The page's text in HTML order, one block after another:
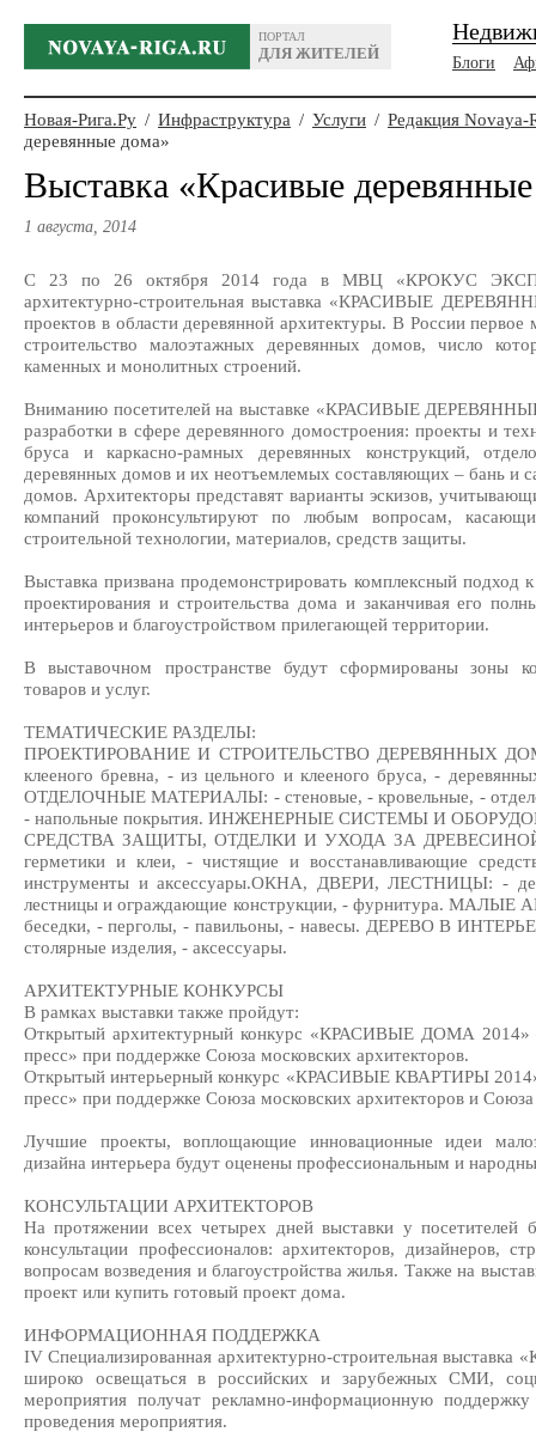
ПОРТАЛ
ДЛЯ ЖИТЕЛЕЙ
Блоги
Новая-Рига.Ру / Инфраструктура / Услуги / Редакция Novaya-
деревянные дома»
Выставка «Красивые
1 августа, 2014
С 23 по 26 октября 2014 года в МВЦ «КРОКУС ЭКСПО»
архитектурно-строительная выставка «КРАСИВЫЕ
проектов в области деревянной архитектуры. В России
строительство малоэтажных деревянных домов, число
каменных и монолитных строений.
Вниманию посетителей на выставке «КРАСИВЫЕ
разработки в сфере деревянного домостроения: проекты и
бруса и каркасно-рамных деревянных конструкций,
деревянных домов и их неотъемлемых составляющих – бань и
домов. Архитекторы представят варианты эскизов,
компаний проконсультируют по любым вопросам,
строительной технологии, материалов, средств защиты.
Выставка призвана продемонстрировать комплексный подход
проектирования и строительства дома и заканчивая его
интерьеров и благоустройством прилегающей территории.
В выставочном пространстве будут сформированы зоны
товаров и услуг.
ТЕМАТИЧЕСКИЕ РАЗДЕЛЫ:
ПРОЕКТИРОВАНИЕ И СТРОИТЕЛЬСТВО ДЕРЕВЯННЫХ
клееного бревна, - из цельного и клееного бруса, -
ОТДЕЛОЧНЫЕ МАТЕРИАЛЫ: - стеновые, - кровельные, -
- напольные покрытия. ИНЖЕНЕРНЫЕ СИСТЕМЫ И
СРЕДСТВА ЗАЩИТЫ, ОТДЕЛКИ И УХОДА ЗА ДРЕВЕСИНОЙ: -
герметики и клеи, - чистящие и восстанавливающие
инструменты и аксессуары.ОКНА, ДВЕРИ, ЛЕСТНИЦЫ: -
лестницы и ограждающие конструкции, - фурнитура.
беседки, - перголы, - павильоны, - навесы. ДЕРЕВО В
столярные изделия, - аксессуары.
АРХИТЕКТУРНЫЕ КОНКУРСЫ
В рамках выставки также пройдут:
Открытый архитектурный конкурс «КРАСИВЫЕ ДОМА 2014»
пресс» при поддержке Союза московских архитекторов.
Открытый интерьерный конкурс «КРАСИВЫЕ КВАРТИРЫ
пресс» при поддержке Союза московских архитекторов и
Лучшие проекты, воплощающие инновационные идеи
дизайна интерьера будут оценены профессиональным и
КОНСУЛЬТАЦИИ АРХИТЕКТОРОВ
На протяжении всех четырех дней выставки у посетителей
консультации профессионалов: архитекторов, дизайнеров,
вопросам возведения и благоустройства жилья. Также на
проект или купить готовый проект дома.
ИНФОРМАЦИОННАЯ ПОДДЕРЖКА
IV Специализированная архитектурно-строительная
широко освещаться в российских и зарубежных СМИ,
мероприятия получат рекламно-информационную
проведения мероприятия.